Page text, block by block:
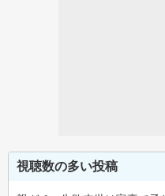
視聴数の多い投稿